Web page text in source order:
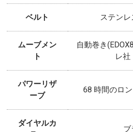
ベルト ステン
ムーブメン
ト
自動巻き
レ社
パワーリザ
ーブ
68 時間のロ
ダイヤルカ
ブ